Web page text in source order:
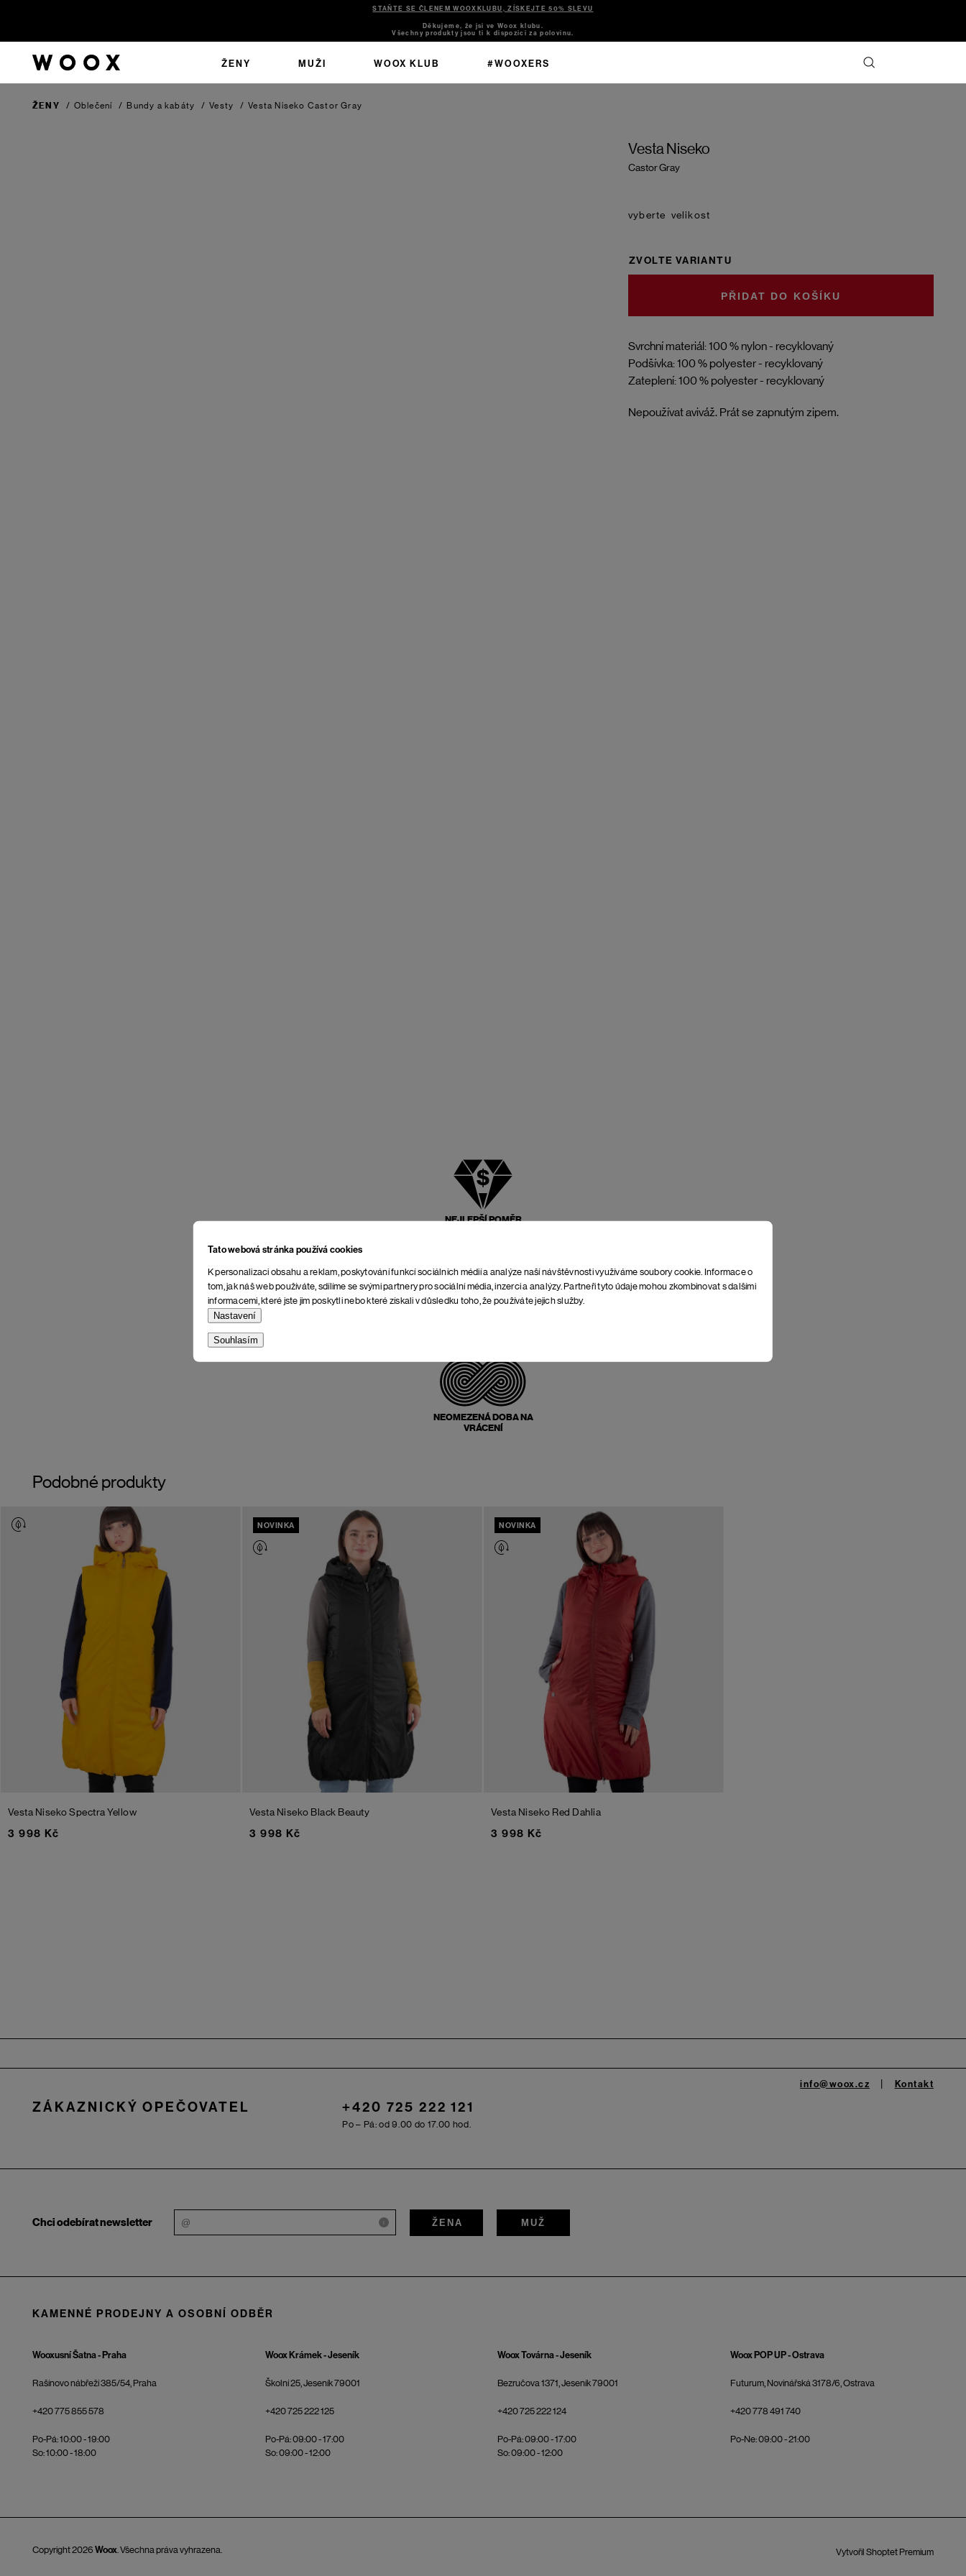
Tato webová stránka používá cookies
K personalizaci obsahu a reklam, poskytování funkcí sociálních médií a analýze naší návštěvnosti využíváme soubory cookie. Informace o
tom, jak náš web používáte, sdílíme se svými partnery pro sociální média, inzerci a analýzy. Partneři tyto údaje mohou zkombinovat s dalšími
informacemi, které jste jim poskytli nebo které získali v důsledku toho, že používáte jejich služby.
Nastavení
Souhlasím
STAŇTE SE ČLENEM WOOXKLUBU, ZÍSKEJTE 50% SLEVU
Děkujeme, že jsi ve Woox klubu.
Všechny produkty jsou ti k dispozici za polovinu.
ŽENY MUŽI WOOX KLUB #WOOXERS
ŽENY / Oblečení / Bundy a kabáty / Vesty / Vesta Niseko Castor Gray
Vesta Niseko
Castor Gray
Svrchní materiál: 100 % nylon - recyklovaný
Podšívka: 100 % polyester - recyklovaný
Zateplení: 100 % polyester - recyklovaný
Nepoužívat aviváž. Prát se zapnutým zipem.
velikost
ZVOLTE VARIANTU
DO KOŠÍKU
NEJLEPŠÍ POMĚR
NEOMEZENÁ DOBA NA
VRÁCENÍ
Podobné produkty
Vesta NisekoSpectra Yellow
3 998 Kč
NOVINKA
Vesta Niseko Black Beauty
3 998 Kč
NOVINKA
Vesta Niseko Red Dahlia
3 998 Kč
ZÁKAZNICKÝ OPEČOVATEL +420 725 222 121
Po – Pá: od 9.00 do 17.00 hod.
info@woox.cz Kontakt
Chci odebírat newsletter i ŽENA MUŽ
KAMENNÉ PRODEJNY A OSOBNÍ ODBĚR
Wooxusní Šatna - Praha
Rašínovo nábřeží 385/54, Praha
+420 775 855 578
Po-Pá: 10:00 - 19:00
So: 10:00 - 18:00
Woox Krámek - Jeseník
Školní 25, Jeseník 79001
+420 725 222 125
Po-Pá: 09:00 - 17:00
So: 09:00 - 12:00
Woox Továrna - Jeseník
Bezručova 1371, Jeseník 79001
+420 725 222 124
Po-Pá: 09:00 - 17:00
So: 09:00 - 12:00
Woox POP UP - Ostrava
Futurum, Novinářská 3178/6, Ostrava
+420 778 491 740
Po-Ne: 09:00 - 21:00
Vytvořil Shoptet Premium
Copyright 2026 Woox. Všechna práva vyhrazena.